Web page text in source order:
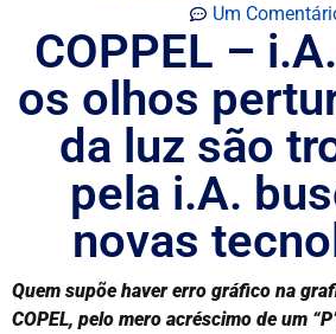
Um
COPPEL –
os olhos
da luz são
pela i.A.
novas
Quem supõe haver erro gráfico na
COPEL, pelo mero acréscimo de um